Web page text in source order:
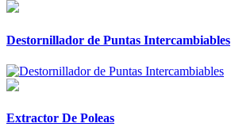
Destornillador de Puntas Intercambiables
Extractor De Poleas